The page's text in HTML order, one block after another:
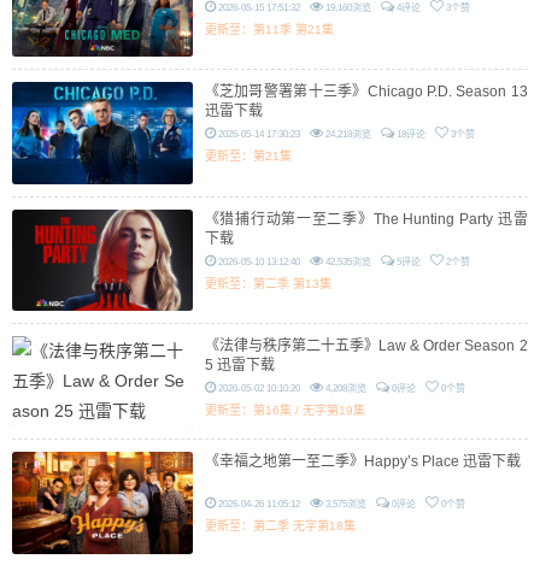
2026-05-15 17:51:32 19,160浏览 4评论 3个赞
更新至：第11季 第21集
《芝加哥警署第十三季》Chicago P.D. Season 13
迅雷下载
2026-05-14 17:30:23 24,218浏览 18评论 3个赞
更新至：第21集
《猎捕行动第一至二季》The Hunting Party 迅雷
下载
2026-05-10 13:12:40 42,535浏览 5评论 2个赞
更新至：第二季 第13集
《法律与秩序第二十五季》Law & Order Season 2
5 迅雷下载
2026-05-02 10:10:20 4,208浏览 0评论 0个赞
更新至：第16集 / 无字第19集
《幸福之地第一至二季》Happy’s Place 迅雷下载
2026-04-26 11:05:12 3,575浏览 0评论 0个赞
更新至：第二季 无字第18集